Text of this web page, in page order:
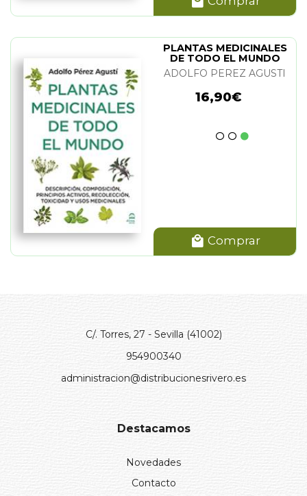
PLANTAS MEDICINALES
DE TODO EL MUNDO
ADOLFO PEREZ AGUSTI
16,90€
Comprar
C/. Torres, 27 - Sevilla (41002)
954900340
administracion@distribucionesrivero.es
Destacamos
Novedades
Contacto